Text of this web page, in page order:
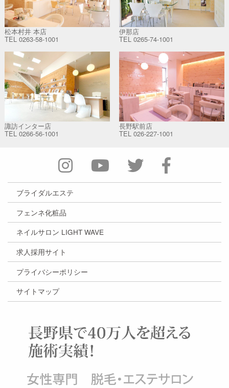
松本村井 本店
TEL 0263-58-1001
伊那店
TEL 0265-74-1001
諏訪インター店
TEL 0266-56-1001
長野駅前店
TEL 026-227-1001
ブライダルエステ
フェンネ化粧品
ネイルサロン LIGHT WAVE
求人採用サイト
プライバシーポリシー
サイトマップ